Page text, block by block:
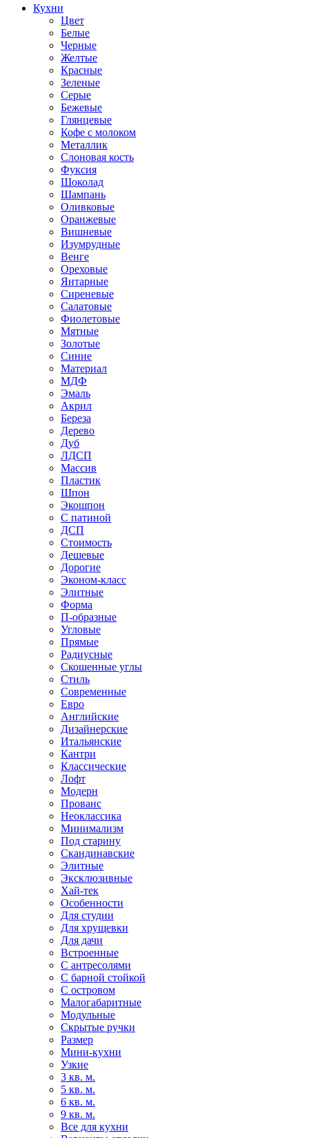
Кухни
Цвет
Белые
Черные
Желтые
Красные
Зеленые
Серые
Бежевые
Глянцевые
Кофе с молоком
Металлик
Слоновая кость
Фуксия
Шоколад
Шампань
Оливковые
Оранжевые
Вишневые
Изумрудные
Венге
Ореховые
Янтарные
Сиреневые
Салатовые
Фиолетовые
Мятные
Золотые
Синие
Материал
МДФ
Эмаль
Акрил
Береза
Дерево
Дуб
ЛДСП
Массив
Пластик
Шпон
Экошпон
С патиной
ДСП
Стоимость
Дешевые
Дорогие
Эконом-класс
Элитные
Форма
П-образные
Угловые
Прямые
Радиусные
Скошенные углы
Стиль
Современные
Евро
Английские
Дизайнерские
Итальянские
Кантри
Классические
Лофт
Модерн
Прованс
Неоклассика
Минимализм
Под старину
Скандинавские
Элитные
Эксклюзивные
Хай-тек
Особенности
Для студии
Для хрущевки
Для дачи
Встроенные
С антресолями
С барной стойкой
С островом
Малогабаритные
Модульные
Скрытые ручки
Размер
Мини-кухни
Узкие
3 кв. м.
5 кв. м.
6 кв. м.
9 кв. м.
Все для кухни